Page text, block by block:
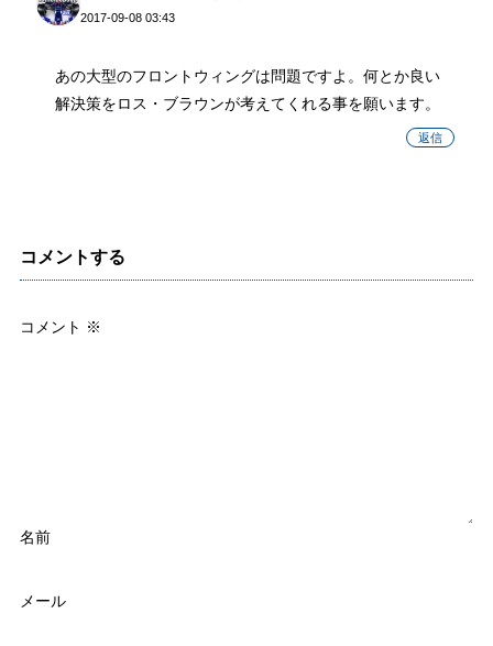
2017-09-08 03:43
あの大型のフロントウィングは問題ですよ。何とか良い
解決策をロス・ブラウンが考えてくれる事を願います。
返信
コメントする
コメント ※
名前
メール